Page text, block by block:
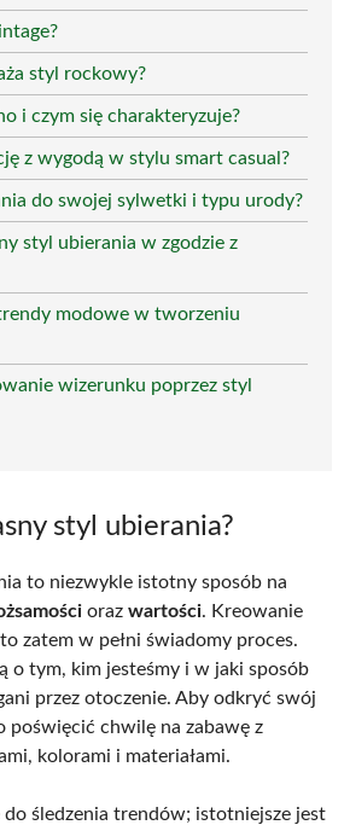
styl rockowy?
i czym się charakteryzuje?
z wygodą w stylu smart casual?
do swojej sylwetki i typu urody?
styl ubierania w zgodzie z
modowe w tworzeniu
wizerunku poprzez styl
styl ubierania?
to niezwykle istotny sposób na
oraz wartości. Kreowanie
zatem w pełni świadomy proces.
o tym, kim jesteśmy i w jaki sposób
przez otoczenie. Aby odkryć swój
poświęcić chwilę na zabawę z
kolorami i materiałami.
do śledzenia trendów; istotniejsze jest